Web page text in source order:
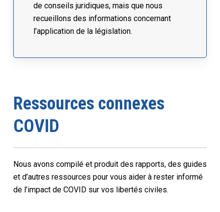
de conseils juridiques, mais que nous
recueillons des informations concernant
l’application de la législation.
Ressources connexes
COVID
Nous avons compilé et produit des rapports, des guides
et d’autres ressources pour vous aider à rester informé
de l’impact de COVID sur vos libertés civiles.